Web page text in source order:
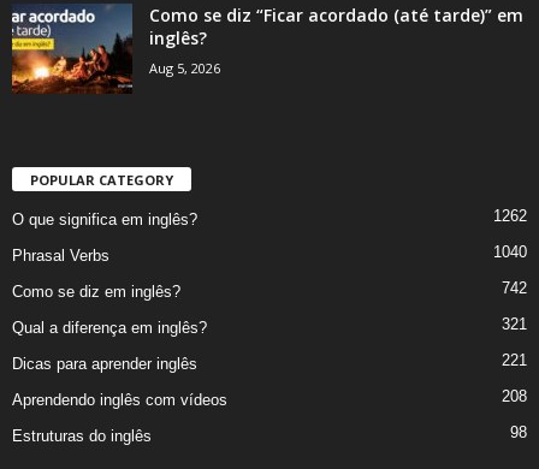
Como se diz “Ficar acordado (até tarde)” em
inglês?
Aug 5, 2026
POPULAR CATEGORY
O que significa em inglês? 1262
Phrasal Verbs 1040
Como se diz em inglês? 742
Qual a diferença em inglês? 321
Dicas para aprender inglês 221
Aprendendo inglês com vídeos 208
Estruturas do inglês 98